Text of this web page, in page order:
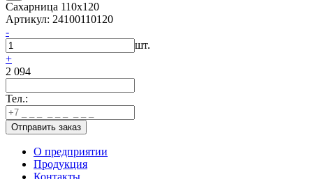
Сахарница 110х120
Артикул: 24100110120
-
шт.
+
2 094
Тел.:
О предприятии
Продукция